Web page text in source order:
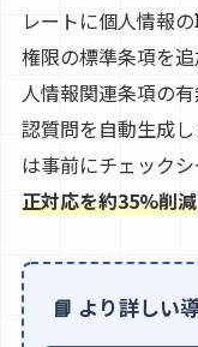
レートに個人情報
権限の標準条項を
人情報関連条項の
認質問を自動生成
は事前にチェックシ
正対応を約35%削減
📘 より詳しい